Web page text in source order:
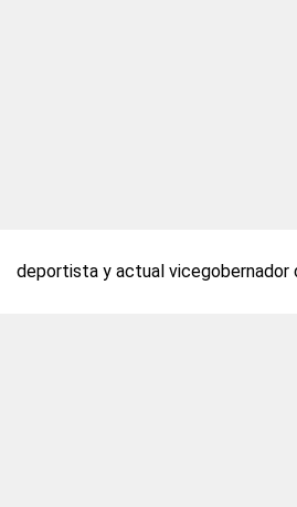
deportista y actual vicegobernador